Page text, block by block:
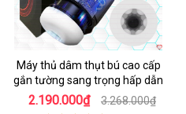
Máy thủ dâm thụt bú cao cấp
gắn tường sang trọng hấp dẫn
2.190.000₫ 3.268.000₫